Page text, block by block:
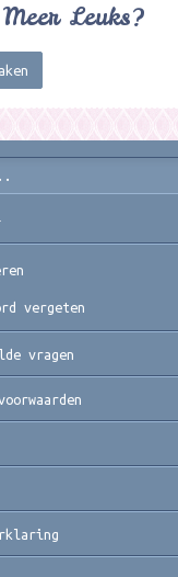
Leuks?
vergeten
vragen